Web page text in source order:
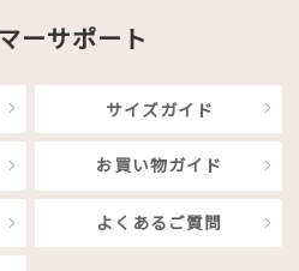
ーサポート
サイズガイド
お買い物ガイド
よくあるご質問